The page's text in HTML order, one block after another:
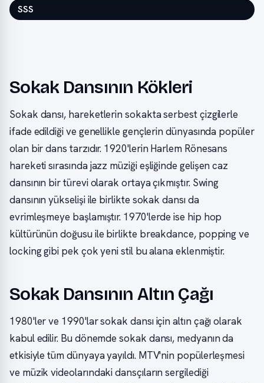
SSS
Sokak Dansının Kökleri
Sokak dansı, hareketlerin sokakta serbest çizgilerle
ifade edildiği ve genellikle gençlerin dünyasında popüler
olan bir dans tarzıdır. 1920'lerin Harlem Rönesans
hareketi sırasında jazz müziği eşliğinde gelişen caz
dansının bir türevi olarak ortaya çıkmıştır. Swing
dansının yükselişi ile birlikte sokak dansı da
evrimleşmeye başlamıştır. 1970'lerde ise hip hop
kültürünün doğusu ile birlikte breakdance, popping ve
locking gibi pek çok yeni stil bu alana eklenmiştir.
Sokak Dansının Altın Çağı
1980'ler ve 1990'lar sokak dansı için altın çağı olarak
kabul edilir. Bu dönemde sokak dansı, medyanın da
etkisiyle tüm dünyaya yayıldı. MTV'nin popülerleşmesi
ve müzik videolarındaki dansçıların sergilediği